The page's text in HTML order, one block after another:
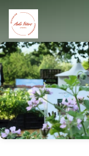
Skip header